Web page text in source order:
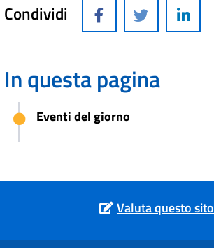
Condividi
In questa pagina
Eventi del giorno
Valuta questo sito